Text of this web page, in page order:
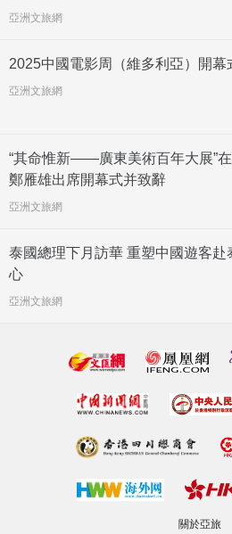
亞洲文旅網
2025中國電影周（維多利亞）開幕
亞洲文旅網
“其命惟新——廣東美術百年大展”
鄭雁雄出席開幕式并致辭
亞洲文旅網
泰國總理下月訪華 重塑中國遊客赴
心
亞洲文旅網
關於亞旅